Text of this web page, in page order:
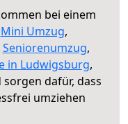
bei einem
Mini Umzug,
Seniorenumzug,
in Ludwigsburg,
sorgen dafür, dass
umziehen